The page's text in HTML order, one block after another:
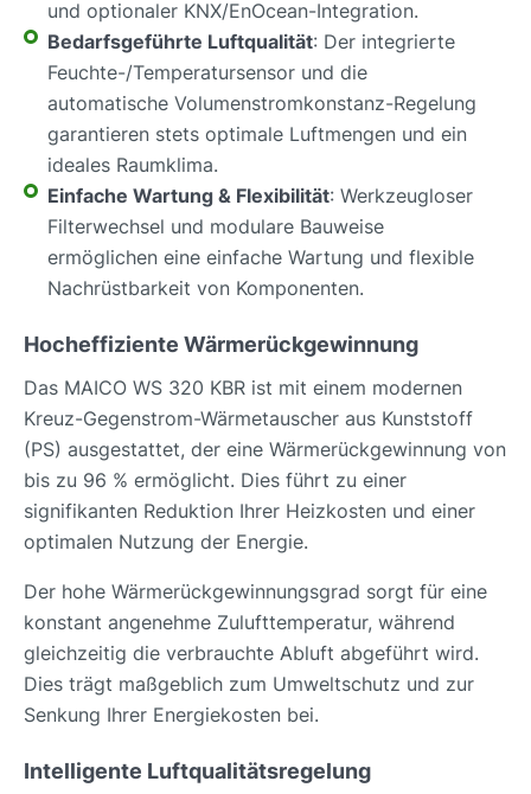
und optionaler KNX/EnOcean-Integration.
Bedarfsgeführte Luftqualität: Der integrierte
Feuchte-/Temperatursensor und die
automatische Volumenstromkonstanz-Regelung
garantieren stets optimale Luftmengen und ein
ideales Raumklima.
Einfache Wartung & Flexibilität: Werkzeugloser
Filterwechsel und modulare Bauweise
ermöglichen eine einfache Wartung und flexible
Nachrüstbarkeit von Komponenten.
Hocheffiziente Wärmerückgewinnung
Das MAICO WS 320 KBR ist mit einem modernen
Kreuz-Gegenstrom-Wärmetauscher aus Kunststoff
(PS) ausgestattet, der eine Wärmerückgewinnung von
bis zu 96 % ermöglicht. Dies führt zu einer
signifikanten Reduktion Ihrer Heizkosten und einer
optimalen Nutzung der Energie.
Der hohe Wärmerückgewinnungsgrad sorgt für eine
konstant angenehme Zulufttemperatur, während
gleichzeitig die verbrauchte Abluft abgeführt wird.
Dies trägt maßgeblich zum Umweltschutz und zur
Senkung Ihrer Energiekosten bei.
Intelligente Luftqualitätsregelung